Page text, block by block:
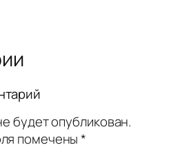
будет опубликован.
помечены*